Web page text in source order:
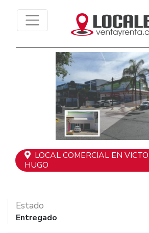
Previous
LOCAL COMERCIAL EN
HUGO
Estado
Entregado